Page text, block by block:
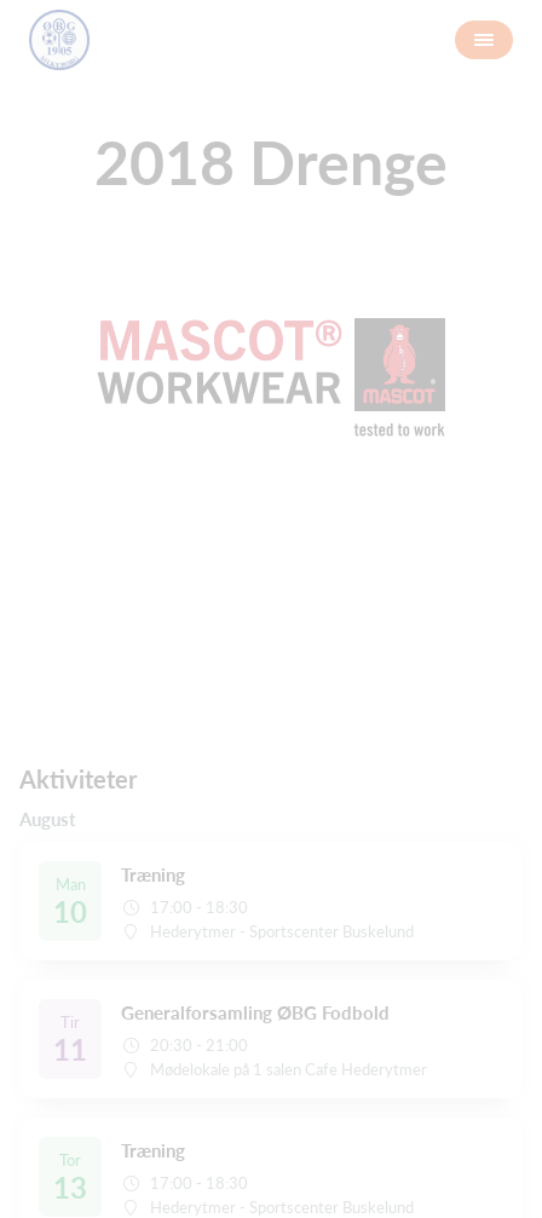
2018 Drenge
Aktiviteter
August
Man
10
Træning
17:00 - 18:30
Hederytmer - Sportscenter Buskelund
Tir
11
Generalforsamling ØBG Fodbold
20:30 - 21:00
Mødelokale på 1 salen Cafe Hederytmer
Tor
13
Træning
17:00 - 18:30
Hederytmer - Sportscenter Buskelund